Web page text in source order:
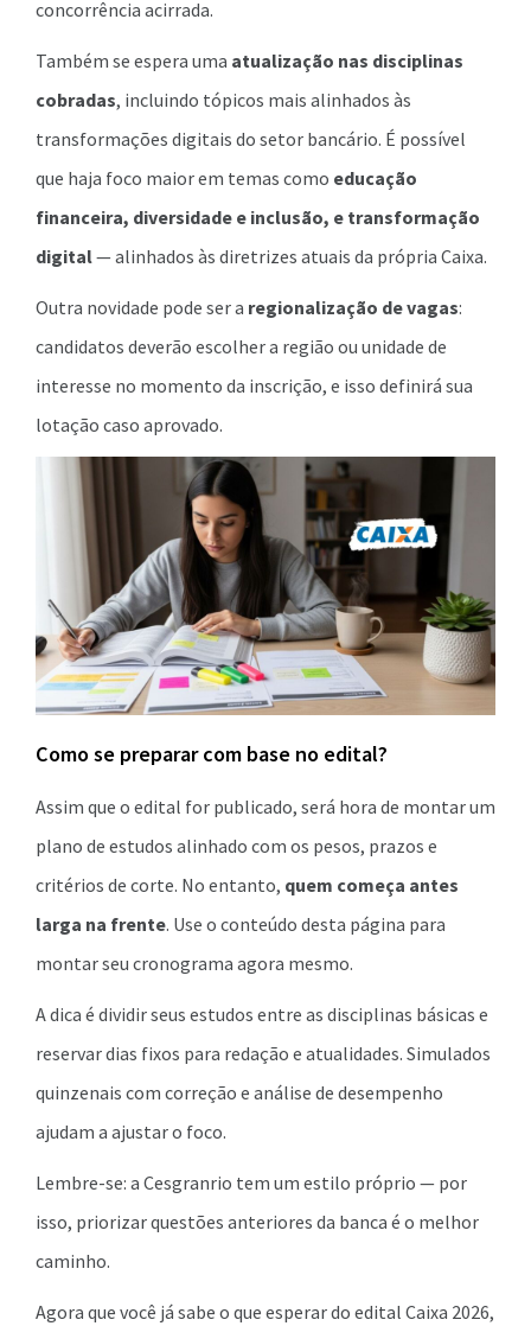
concorrência acirrada.
Também se espera uma atualização nas disciplinas
cobradas, incluindo tópicos mais alinhados às
transformações digitais do setor bancário. É possível
que haja foco maior em temas como educação
financeira, diversidade e inclusão, e transformação
digital— alinhados às diretrizes atuais da própria Caixa.
Outra novidade pode ser a regionalização de vagas:
candidatos deverão escolher a região ou unidade de
interesse no momento da inscrição, e isso definirá sua
lotação caso aprovado.
Como se preparar com base no edital?
Assim que o edital for publicado, será hora de montar um
plano de estudos alinhado com os pesos, prazos e
critérios de corte. No entanto, quem começa antes
larga na frente. Use o conteúdo desta página para
montar seu cronograma agora mesmo.
A dica é dividir seus estudos entre as disciplinas básicas e
reservar dias fixos para redação e atualidades. Simulados
quinzenais com correção e análise de desempenho
ajudam a ajustar o foco.
Lembre-se: a Cesgranrio tem um estilo próprio — por
isso, priorizar questões anteriores da banca é o melhor
caminho.
Agora que você já sabe o que esperar do edital Caixa 2026,